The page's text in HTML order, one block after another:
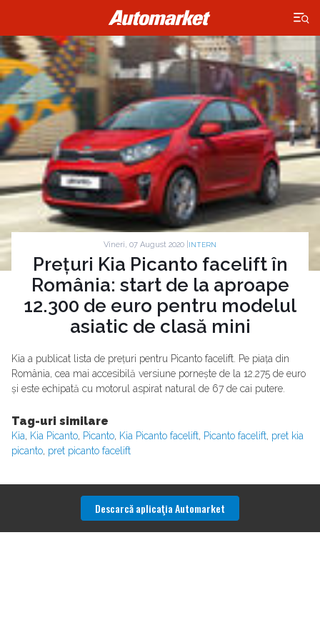
×
Vineri, 07 August 2020 | INTERN
Prețuri Kia Picanto facelift în
România: start de la aproape
12.300 de euro pentru modelul
asiatic de clasă mini
Kia a publicat lista de prețuri pentru Picanto facelift. Pe piața din
România, cea mai accesibilă versiune pornește de la 12.275 de euro
și este echipată cu motorul aspirat natural de 67 de cai putere.
Tag-uri similare
Kia, Kia Picanto, Picanto, Kia Picanto facelift, Picanto facelift, pret kia
picanto, pret picanto facelift
Descarcă aplicaţia Automarket